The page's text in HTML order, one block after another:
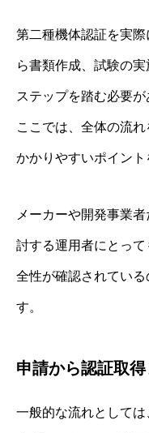
第二種機体認証を実
ら書類作成、試験の
ステップを踏む必要が
ここでは、全体の流
かかりやすいポイント
メーカーや開発事業
討する運用者にとっ
全性が確認されてい
す。
申請から認証取
一般的な流れとして